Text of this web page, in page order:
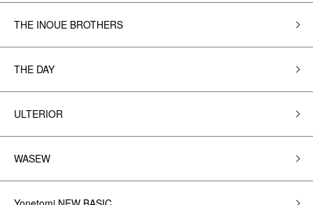
THE INOUE BROTHERS
THE DAY
ULTERIOR
WASEW